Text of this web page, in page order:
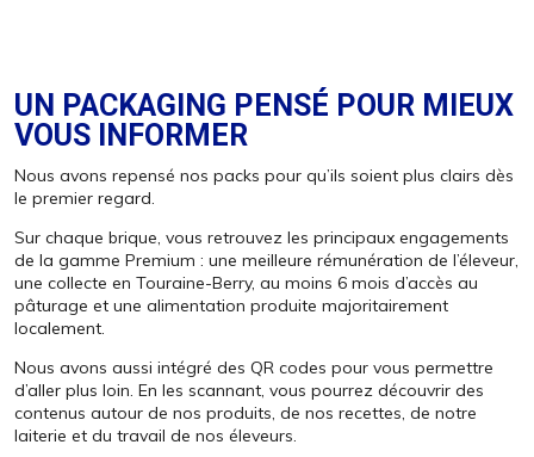
UN PACKAGING PENSÉ POUR MIEUX
VOUS INFORMER
Nous avons repensé nos packs pour qu’ils soient plus clairs dès
le premier regard.
Sur chaque brique, vous retrouvez les principaux engagements
de la gamme Premium : une meilleure rémunération de l’éleveur,
une collecte en Touraine-Berry, au moins 6 mois d’accès au
pâturage et une alimentation produite majoritairement
localement.
Nous avons aussi intégré des QR codes pour vous permettre
d’aller plus loin. En les scannant, vous pourrez découvrir des
contenus autour de nos produits, de nos recettes, de notre
laiterie et du travail de nos éleveurs.